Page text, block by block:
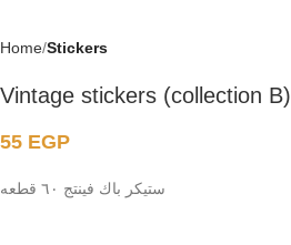
Home Stickers
Vintage stickers (collection B)
55 EGP
ستيكر باك فينتج ٦٠ قطعه